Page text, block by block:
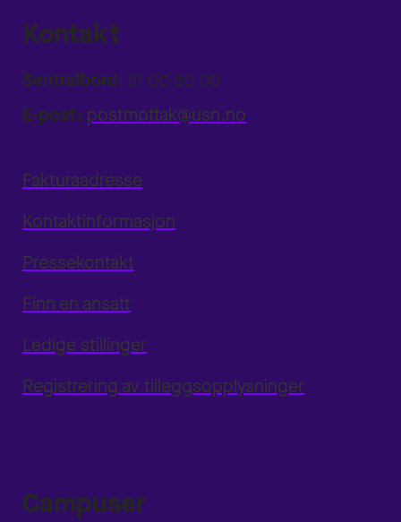
Kontakt
Sentralbord: 31 00 80 00
E-post: postmottak@usn.no
Fakturaadresse
Kontaktinformasjon
Pressekontakt
Finn en ansatt
Ledige stillinger
Registrering av tilleggsopplysninger
Campuser